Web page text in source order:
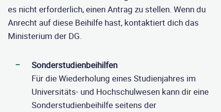
es nicht erforderlich, einen Antrag zu stellen. Wenn du
Anrecht auf diese Beihilfe hast, kontaktiert dich das
Ministerium der DG.
Sonderstudienbeihilfen
Für die Wiederholung eines Studienjahres im
Universitäts- und Hochschulwesen kann dir eine
Sonderstudienbeihilfe seitens der